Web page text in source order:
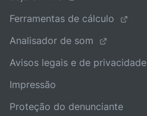
Ferramentas de cálculo
Analisador de som
Avisos legais e de privacidade
Impressão
Proteção do denunciante